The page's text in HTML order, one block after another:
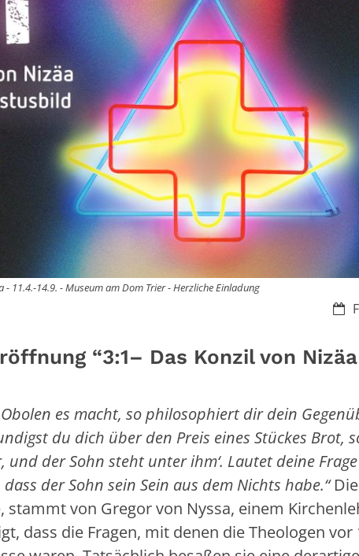
- 11.4.-14.9. - Museum am Dom Trier - Herzliche Einladung
“3:1– Das Konzil von
es macht, so philosophiert dir dein
du dich über den Preis eines Stückes
und der Sohn steht unter ihm‘. Lautet deine Frage
der Sohn sein Sein aus dem Nichts habe.“
stammt von Gregor von Nyssa, einem
dass die Fragen, mit denen die Theologen vor